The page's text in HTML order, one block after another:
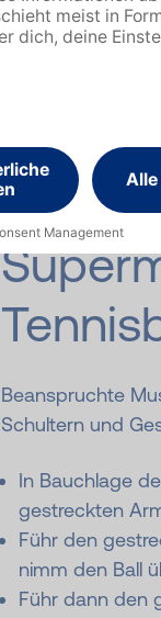
Im
Achtung:
Beanspruchte
Schultern und
In Bauchlage
gestreckten
Führ den
nimm den Ball
Führ dann den